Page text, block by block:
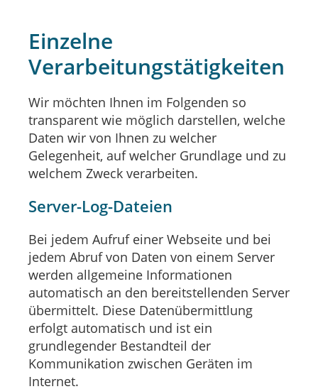
Einzelne
Verarbeitungstätigkeiten
Wir möchten Ihnen im Folgenden so
transparent wie möglich darstellen, welche
Daten wir von Ihnen zu welcher
Gelegenheit, auf welcher Grundlage und zu
welchem Zweck verarbeiten.
Server-Log-Dateien
Bei jedem Aufruf einer Webseite und bei
jedem Abruf von Daten von einem Server
werden allgemeine Informationen
automatisch an den bereitstellenden Server
übermittelt. Diese Datenübermittlung
erfolgt automatisch und ist ein
grundlegender Bestandteil der
Kommunikation zwischen Geräten im
Internet.